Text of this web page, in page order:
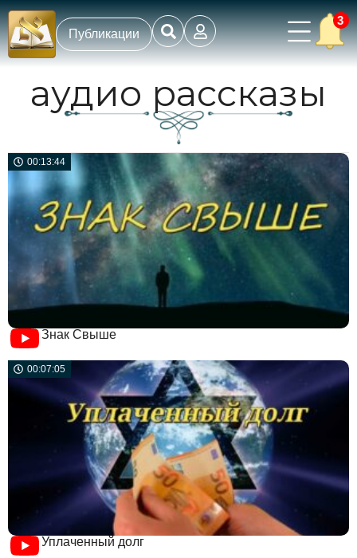
Публикации
3
аудио рассказы
00:13:44
Знак Свыше
00:07:05
Уплаченный долг